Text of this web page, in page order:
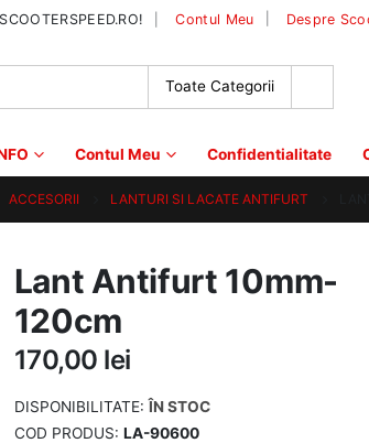
Contul Meu Despre
Contul Meu Confidentialitate
ACCESORII LANTURI SI LACATE ANTIFURT
Lant Antifurt 10mm-
120cm
170,00 lei
DISPONIBILITATE: ÎN STOC
COD PRODUS: LA-90600